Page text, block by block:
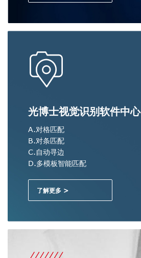
光博士视觉识别软件中心
A.对格匹配
B.对条匹配
C.自动寻边
D.多模板智能匹配
了解更多 >